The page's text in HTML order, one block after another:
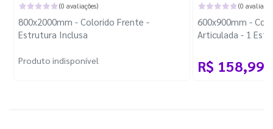
(0 avaliações)
800x2000mm - Colorido Frente -
Estrutura Inclusa
Produto indisponível
(0
600x900mm -
Articulada - 1
R$ 158,99